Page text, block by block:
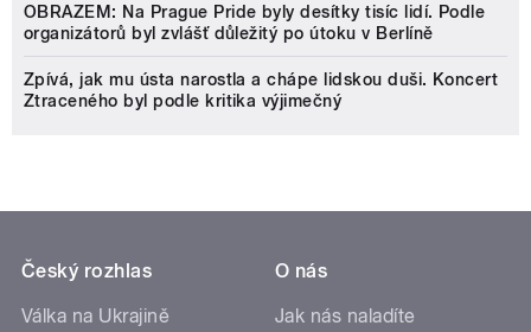
OBRAZEM: Na Prague Pride byly desítky tisíc lidí. Podle
organizátorů byl zvlášť důležitý po útoku v Berlíně
Zpívá, jak mu ústa narostla a chápe lidskou duši. Koncert
Ztraceného byl podle kritika výjimečný
Český rozhlas
Válka na Ukrajině
O nás
Jak nás naladíte